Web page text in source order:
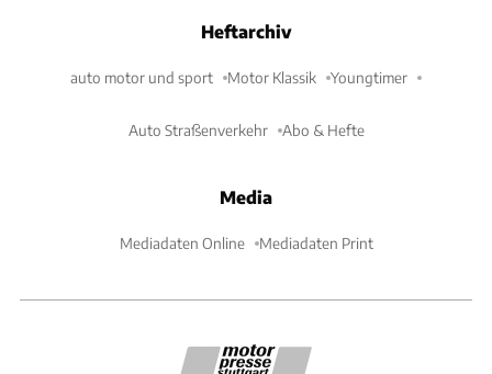
Heftarchiv
auto motor und sport Motor Klassik Youngtimer
Auto Straßenverkehr Abo & Hefte
Media
Mediadaten Online Mediadaten Print